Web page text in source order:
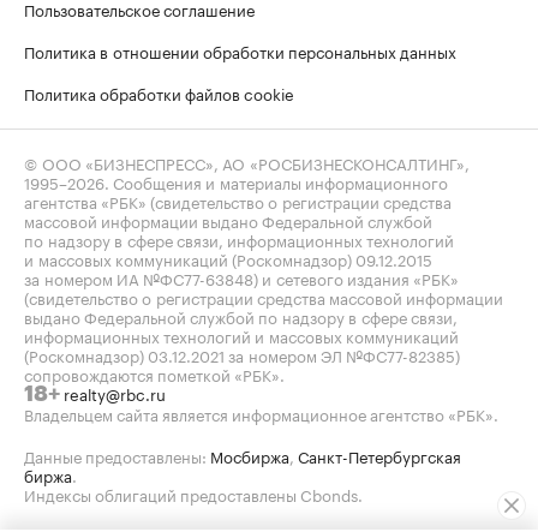
Пользовательское соглашение
Политика в отношении обработки персональных данных
Политика обработки файлов cookie
© ООО «БИЗНЕСПРЕСС», АО «РОСБИЗНЕСКОНСАЛТИНГ»,
1995–2026. Сообщения и материалы информационного
агентства «РБК» (свидетельство о регистрации средства
массовой информации выдано Федеральной службой
по надзору в сфере связи, информационных технологий
и массовых коммуникаций (Роскомнадзор) 09.12.2015
за номером ИА №ФС77-63848) и сетевого издания «РБК»
(свидетельство о регистрации средства массовой информации
выдано Федеральной службой по надзору в сфере связи,
информационных технологий и массовых коммуникаций
(Роскомнадзор) 03.12.2021 за номером ЭЛ №ФС77-82385)
сопровождаются пометкой «РБК».
18+ realty@rbc.ru
Владельцем сайта является информационное агентство «РБК».
Данные предоставлены: Мосбиржа, Санкт-Петербургская
биржа.
Индексы облигаций предоставлены Cbonds.